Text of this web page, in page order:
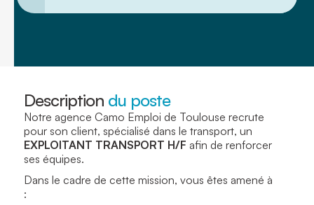
Description du poste
Notre agence Camo Emploi de Toulouse recrute
pour son client, spécialisé dans le transport, un
EXPLOITANT TRANSPORT H/F afin de renforcer
ses équipes.
Dans le cadre de cette mission, vous êtes amené à
: